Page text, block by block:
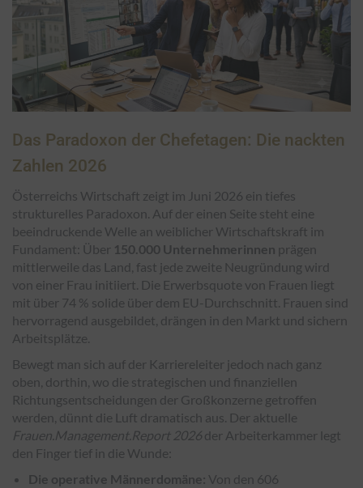
Das Paradoxon der Chefetagen: Die nackten
Zahlen 2026
Österreichs Wirtschaft zeigt im Juni 2026 ein tiefes
strukturelles Paradoxon. Auf der einen Seite steht eine
beeindruckende Welle an weiblicher Wirtschaftskraft im
Fundament: Über 150.000 Unternehmerinnen prägen
mittlerweile das Land, fast jede zweite Neugründung wird
von einer Frau initiiert. Die Erwerbsquote von Frauen liegt
mit über 74 % solide über dem EU-Durchschnitt. Frauen sind
hervorragend ausgebildet, drängen in den Markt und sichern
Arbeitsplätze.
Bewegt man sich auf der Karriereleiter jedoch nach ganz
oben, dorthin, wo die strategischen und finanziellen
Richtungsentscheidungen der Großkonzerne getroffen
werden, dünnt die Luft dramatisch aus. Der aktuelle
Frauen.Management.Report 2026 der Arbeiterkammer legt
den Finger tief in die Wunde:
Die operative Männerdomäne: Von den 606